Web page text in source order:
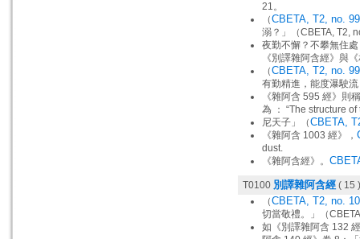
21。
（CBETA, T2, no.
溺？」（CBETA, T2,
夜勤不懈？不攀無住
《別譯雜阿含經》與
（CBETA, T2, no.
有勤精進，能度瀑駛
《雜阿含 595 經》則
為 ： “The structure
尼天子」（CBETA,
《雜阿含 1003 經》，
dust.
《雜阿含經》。
T0100 別譯雜阿含經 ( 15 )
（CBETA, T2, no.
切當敬禮。」（
如《別譯雜阿含 132